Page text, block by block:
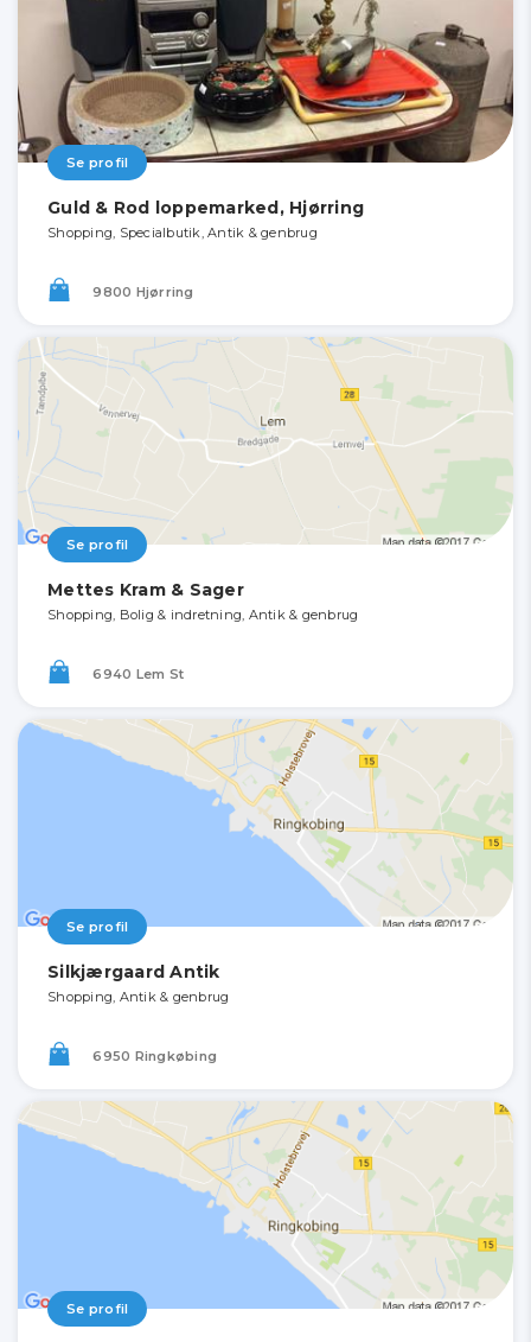
Se profil
Guld & Rod loppemarked, Hjørring
Shopping, Specialbutik, Antik & genbrug
9800 Hjørring
Se profil
Mettes Kram & Sager
Shopping, Bolig & indretning, Antik & genbrug
6940 Lem St
Se profil
Silkjærgaard Antik
Shopping, Antik & genbrug
6950 Ringkøbing
Se profil